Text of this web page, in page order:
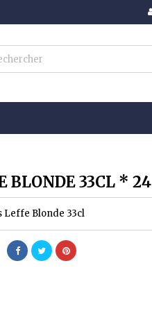
BLONDE 33CL * 24
Leffe Blonde 33cl